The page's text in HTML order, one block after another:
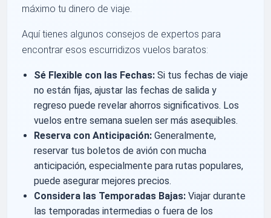
máximo tu dinero de viaje.
Aquí tienes algunos consejos de expertos para
encontrar esos escurridizos vuelos baratos:
Sé Flexible con las Fechas: Si tus fechas de viaje
no están fijas, ajustar las fechas de salida y
regreso puede revelar ahorros significativos. Los
vuelos entre semana suelen ser más asequibles.
Reserva con Anticipación: Generalmente,
reservar tus boletos de avión con mucha
anticipación, especialmente para rutas populares,
puede asegurar mejores precios.
Considera las Temporadas Bajas: Viajar durante
las temporadas intermedias o fuera de los